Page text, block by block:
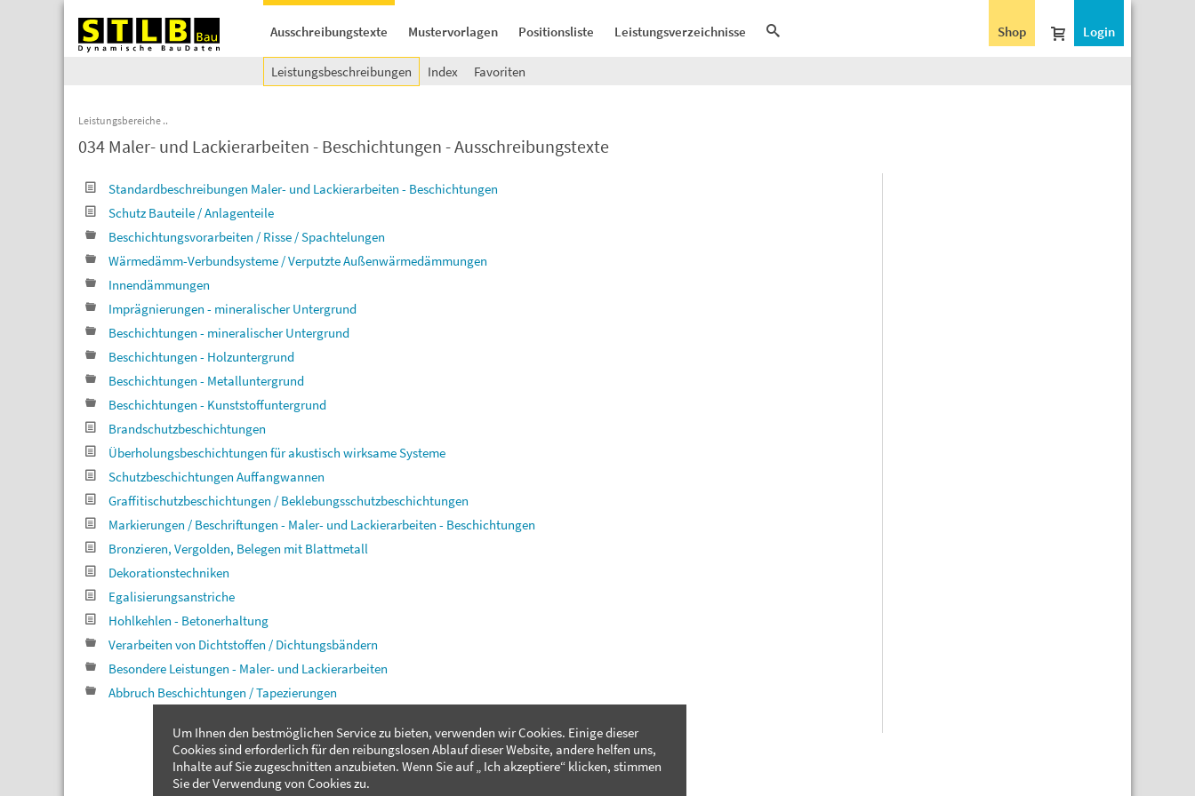
Ausschreibungstexte Mustervorlagen Positionsliste Leistungsverzeichnisse Login
Shop
Leistungsbeschreibungen Index Favoriten
Leistungsbereiche
034 Maler- und Lackierarbeiten - Beschichtungen - Ausschreibungstexte
Standardbeschreibungen Maler- und Lackierarbeiten - Beschichtungen
Schutz Bauteile / Anlagenteile
Beschichtungsvorarbeiten / Risse / Spachtelungen
Wärmedämm-Verbundsysteme / Verputzte Außenwärmedämmungen
Innendämmungen
Imprägnierungen - mineralischer Untergrund
Beschichtungen - mineralischer Untergrund
Beschichtungen - Holzuntergrund
Beschichtungen - Metalluntergrund
Beschichtungen - Kunststoffuntergrund
Brandschutzbeschichtungen
Überholungsbeschichtungen für akustisch wirksame Systeme
Schutzbeschichtungen Auffangwannen
Graffitischutzbeschichtungen / Beklebungsschutzbeschichtungen
Markierungen / Beschriftungen - Maler- und Lackierarbeiten - Beschichtungen
Bronzieren, Vergolden, Belegen mit Blattmetall
Dekorationstechniken
Egalisierungsanstriche
Hohlkehlen - Betonerhaltung
Verarbeiten von Dichtstoffen / Dichtungsbändern
Besondere Leistungen - Maler- und Lackierarbeiten
Abbruch Beschichtungen / Tapezierungen
Um Ihnen den bestmöglichen Service zu bieten, verwenden wir Cookies. Einige dieser
Cookies sind erforderlich für den reibungslosen Ablauf dieser Website, andere helfen uns,
Inhalte auf Sie zugeschnitten anzubieten. Wenn Sie auf „ Ich akzeptiere“ klicken, stimmen
Sie der Verwendung von Cookies zu.